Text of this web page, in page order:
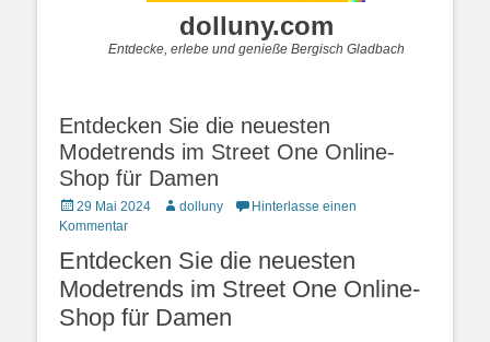
dolluny.com
Entdecke, erlebe und genieße Bergisch Gladbach
Entdecken Sie die neuesten
Modetrends im Street One Online-
Shop für Damen
Posted
on
29 Mai 2024 Autordolluny
Hinterlasse einen
Kommentar
Entdecken Sie die neuesten
Modetrends im Street One Online-
Shop für Damen